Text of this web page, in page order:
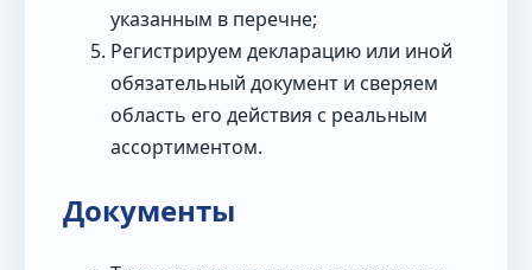
указанным в перечне;
Регистрируем декларацию или иной
обязательный документ и сверяем
область его действия с реальным
ассортиментом.
Документы